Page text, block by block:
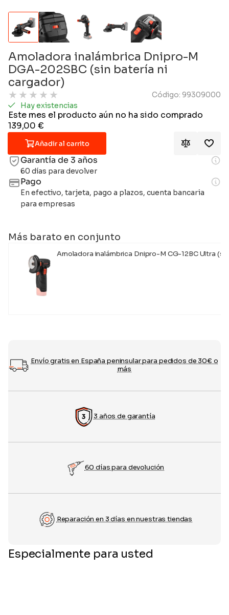
Amoladora inalámbrica Dnipro-M
DGA-202SBC (sin batería ni
cargador)
★ ★ ★ ★ ★ Código: 99309000
Hay existencias
Este mes el producto aún no ha sido comprado
139,00€
Añadir al carrito
Garantía de 3 años
60 días para devolver
Pago
En efectivo, tarjeta, pago a plazos, cuenta bancaria
para empresas
Más barato en conjunto
Amoladora inalámbrica Dnipro-M CG-12BC Ultra
Envío gratis en España peninsular para pedidos de 30€ o
más
3 años de garantía
60 días para devolución
Reparación en 3 días en nuestras tiendas
Especialmente para usted